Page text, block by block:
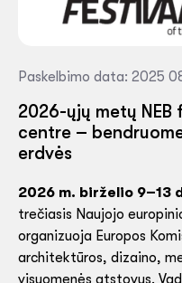
Paskelbimo data: 2025
2026-ųjų metų
centre –
erdvės
2026 m. birželio 9–13
trečiasis Naujojo
organizuoja Europos
architektūros, dizaino,
visuomenės atstovus.